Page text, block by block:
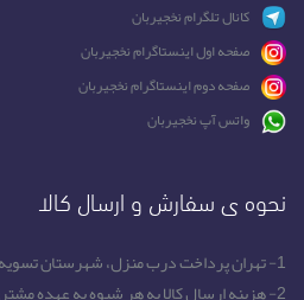
کانال تلگرام نخجیربان
صفحه اول اینستاگرام نخجیربان
صفحه دوم اینستاگرام نخجیربان
واتس آپ نخجیربان
نحوه ی سفارش و ارسال کالا
1- تهران پرداخت درب منزل، شهرستان تسویه قبل از ارسال
2- هزینه ارسال کالا به هر شیوه به عهده مشتری می باشد